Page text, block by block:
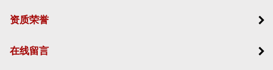
资质荣誉
在线留言